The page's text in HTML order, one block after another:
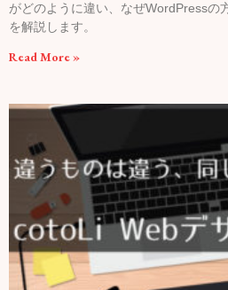
がどのように違い、なぜWordPressの
を解説します。
Read More »